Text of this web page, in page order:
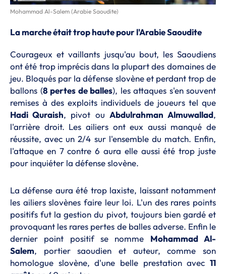
Mohammad Al-Salem (Arabie Saoudite)
La marche était trop haute pour l'Arabie Saoudite
Courageux et vaillants jusqu'au bout, les Saoudiens
ont été trop imprécis dans la plupart des domaines de
jeu. Bloqués par la défense slovène et perdant trop de
ballons (8 pertes de balles), les attaques s'en souvent
remises à des exploits individuels de joueurs tel que
Hadi Quraish, pivot ou Abdulrahman Almuwallad,
l'arrière droit. Les ailiers ont eux aussi manqué de
réussite, avec un 2/4 sur l'ensemble du match. Enfin,
l'attaque en 7 contre 6 aura elle aussi été trop juste
pour inquiéter la défense slovène.
La défense aura été trop laxiste, laissant notamment
les ailiers slovènes faire leur loi. L'un des rares points
positifs fut la gestion du pivot, toujours bien gardé et
provoquant les rares pertes de balles adverse. Enfin le
dernier point positif se nomme Mohammad Al-
Salem, portier saoudien et auteur, comme son
homologue slovène, d'une belle prestation avec 11